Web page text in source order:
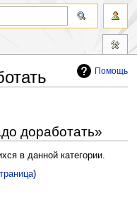
Помощь
доработать»
в данной категории.
)